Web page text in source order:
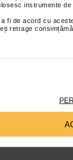
instrumente
fi de acord cu
retrage